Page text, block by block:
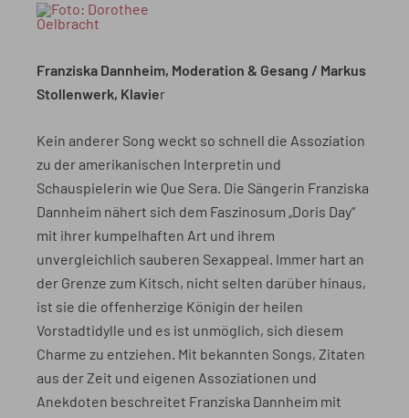
Franziska Dannheim, Moderation & Gesang / Markus
Stollenwerk, Klavier
Kein anderer Song weckt so schnell die Assoziation
zu der amerikanischen Interpretin und
Schauspielerin wie Que Sera. Die Sängerin Franziska
Dannheim nähert sich dem Faszinosum „Doris Day“
mit ihrer kumpelhaften Art und ihrem
unvergleichlich sauberen Sexappeal. Immer hart an
der Grenze zum Kitsch, nicht selten darüber hinaus,
ist sie die offenherzige Königin der heilen
Vorstadtidylle und es ist unmöglich, sich diesem
Charme zu entziehen. Mit bekannten Songs, Zitaten
aus der Zeit und eigenen Assoziationen und
Anekdoten beschreitet Franziska Dannheim mit